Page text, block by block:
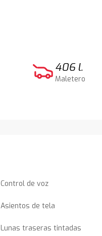
406 l.
Maletero
Control de voz
Asientos de tela
Lunas traseras tintadas